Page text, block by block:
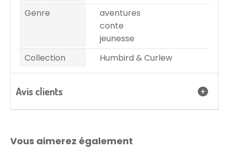
Genre
aventures
conte
jeunesse
Collection
Humbird & Curlew
Avis clients
Vous aimerez également